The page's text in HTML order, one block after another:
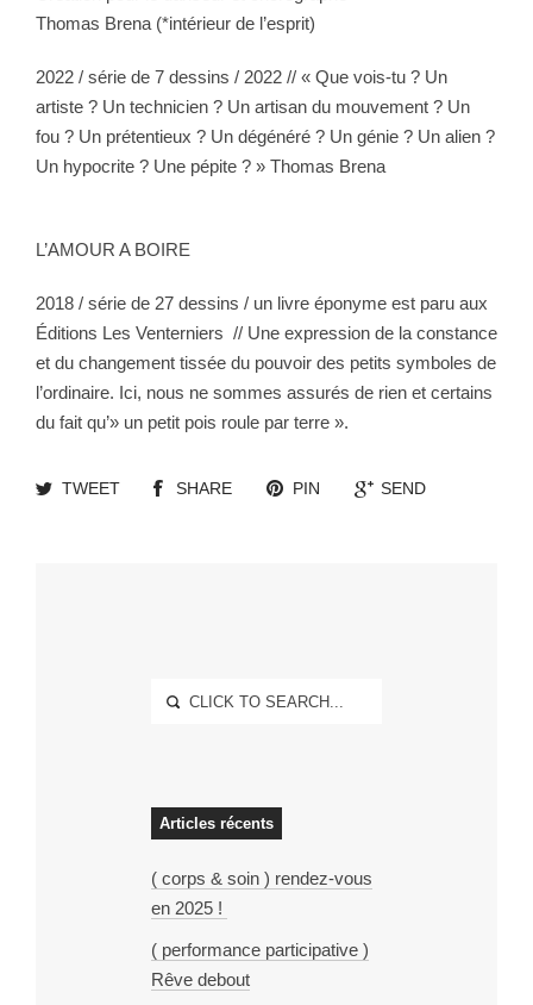
Thomas Brena (*intérieur de l’esprit)
2022 / série de 7 dessins / 2022 // « Que vois-tu ? Un
artiste ? Un technicien ? Un artisan du mouvement ? Un
fou ? Un prétentieux ? Un dégénéré ? Un génie ? Un alien ?
Un hypocrite ? Une pépite ? » Thomas Brena
L’AMOUR A BOIRE
2018 / série de 27 dessins / un livre éponyme est paru aux
Éditions Les Venterniers // Une expression de la constance
et du changement tissée du pouvoir des petits symboles de
l’ordinaire. Ici, nous ne sommes assurés de rien et certains
du fait qu’» un petit pois roule par terre ».
TWEET SHARE PIN SEND
Articles récents
( corps & soin ) rendez-vous
en 2025 !
( performance participative )
Rêve debout